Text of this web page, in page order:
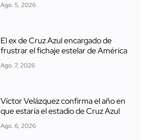
Ago. 5, 2026
El ex de Cruz Azul encargado de
frustrar el fichaje estelar de América
Ago. 7, 2026
Víctor Velázquez confirma el año en
que estaría el estadio de Cruz Azul
Ago. 6, 2026